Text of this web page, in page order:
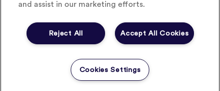
and assist in our marketing efforts.
Accept All Cookies
Reject All
Cookies Settings